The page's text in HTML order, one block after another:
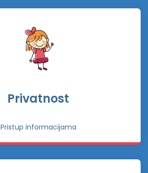
Privatnost
Pristup informacijama